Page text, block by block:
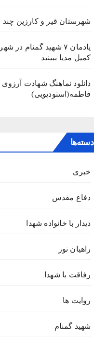
شهرستان قیر و کارزین چند
یادمان ۷ شهید گمنام
کمیل مدیا ببینید
دانلود نماهنگ شهادت
فاطمه(استودیویی)
دسته‌ها
خبری
دفاع مقدس
دیدار با خانواده شهدا
راهیان نور
رفاقت با شهدا
روایت ها
شهید گمنام